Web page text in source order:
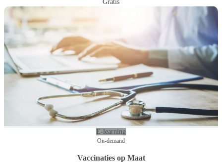
Gratis
E-learning
On-demand
Vaccinaties op Maat